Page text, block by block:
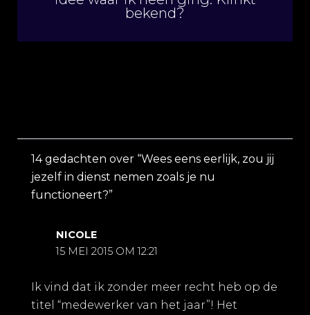
bekend?
14 gedachten over “Wees eens eerlijk, zou jij
jezelf in dienst nemen zoals je nu
functioneert?”
NICOLE
15 MEI 2015 OM 12:21
Ik vind dat ik zonder meer recht heb op de
titel “medewerker van het jaar”! Het